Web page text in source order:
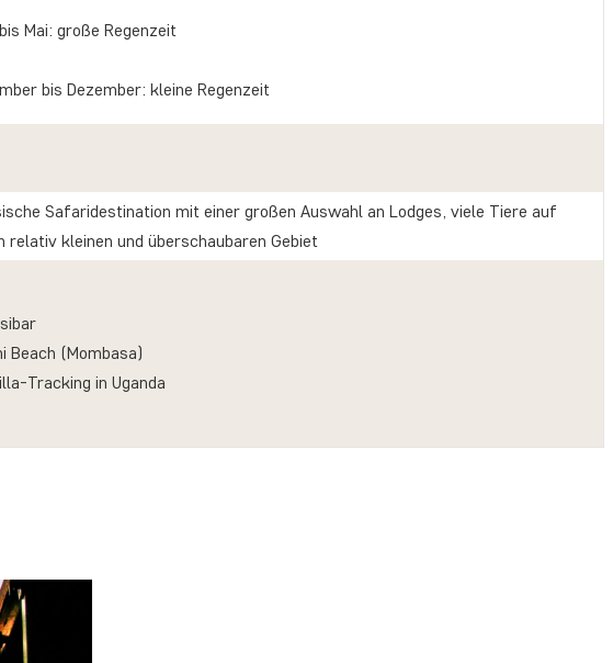
Mai: große Regenzeit
bis Dezember: kleine Regenzeit
Safaridestination mit einer großen Auswahl an Lodges, viele Tiere auf
relativ kleinen und überschaubaren Gebiet
Beach (Mombasa)
Tracking in Uganda